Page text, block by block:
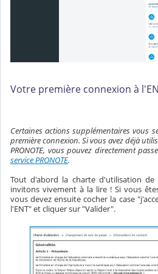
Votre première connexion à
Certaines actions supplémentaires vous
première connexion. Si vous avez déjà
PRONOTE, vous pouvez directement
service PRONOTE.
Tout d'abord la charte d'utilisation de
invitons vivement à la lire ! Si vous
vous devez ensuite cocher la case
l'ENT" et cliquer sur "Valider".